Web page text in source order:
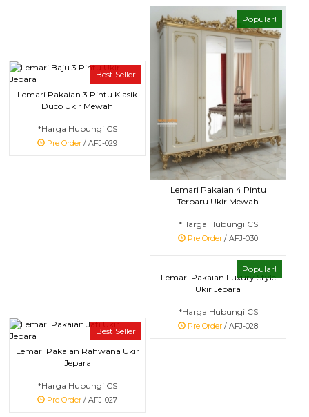
Popular!
Lemari Pakaian 4 Pintu
Terbaru Ukir Mewah
*Harga Hubungi CS
Pre Order / AFJ-030
Best Seller
Lemari Pakaian 3 Pintu Klasik
Duco Ukir Mewah
*Harga Hubungi CS
Pre Order / AFJ-029
Popular!
Lemari Pakaian Luxury Style
Ukir Jepara
*Harga Hubungi CS
Pre Order / AFJ-028
Best Seller
Lemari Pakaian Rahwana Ukir
Jepara
*Harga Hubungi CS
Pre Order / AFJ-027